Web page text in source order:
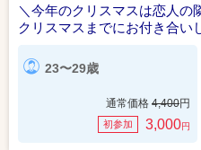
＼今年のクリスマスは恋人の
クリスマスまでにお付き合い
23〜29歳
通常価格 4,400円
初参加 3,000円